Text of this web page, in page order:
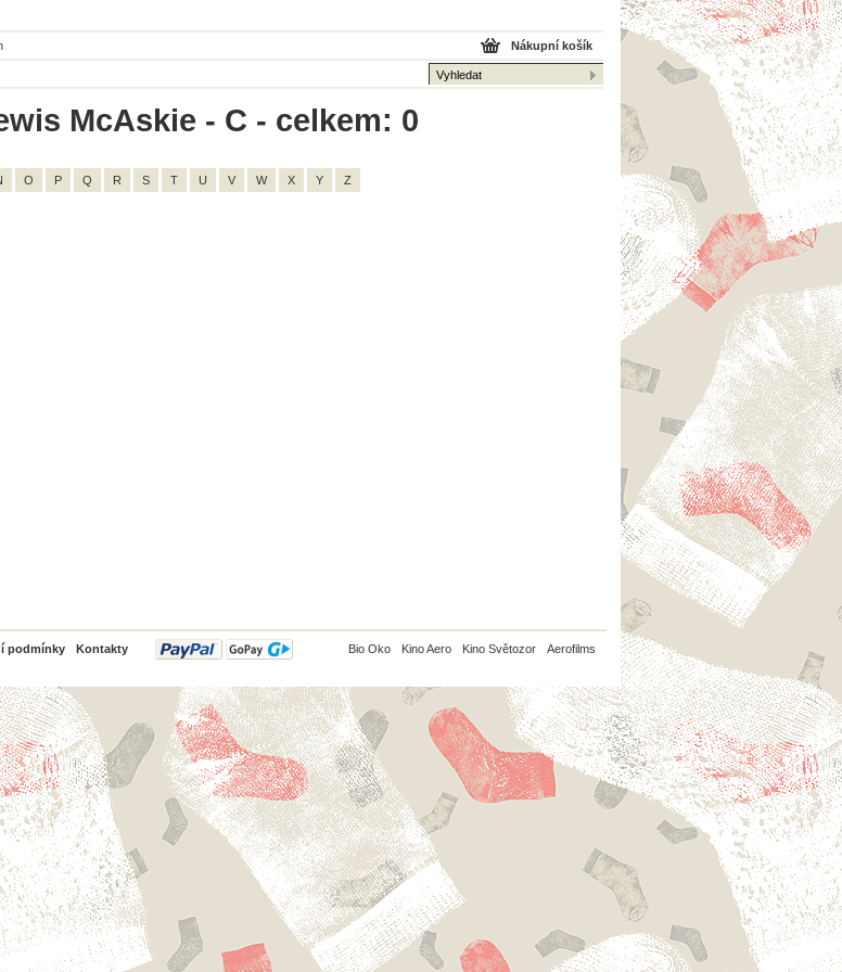
Nákupní košík
McAskie - C - celkem: 0
O P Q R S T U V W X Y Z
podmínky Kontakty Bio Oko Kino Aero Kino Světozor Aerofilms